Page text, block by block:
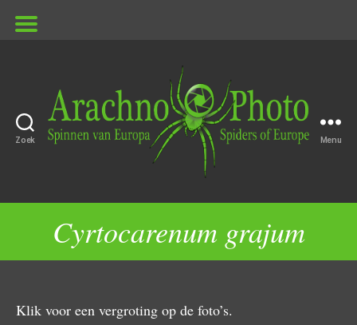
Zoek Menu
Cyrtocarenum grajum
Klik voor een vergroting op de foto’s.